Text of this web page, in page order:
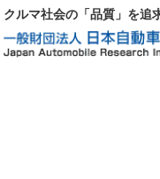
クルマ社会の「品質」を追